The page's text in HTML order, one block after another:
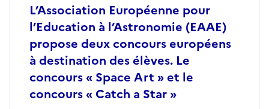
L’Association Européenne pour
l’Education à l’Astronomie (EAAE)
propose deux concours européens
à destination des élèves. Le
concours « Space Art » et le
concours « Catch a Star »